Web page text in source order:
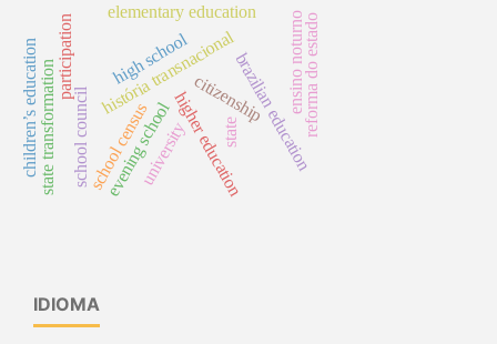
história transnacionalbrazilian education
school council citizenship
participation reforma do estado
state transformation higher education
university
ensino noturno
high school
evening school
children’s education
elementary education
school census state
IDIOMA